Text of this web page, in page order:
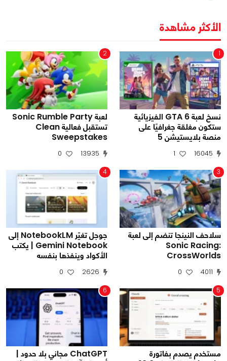
الأكثر مشاهدة
1
نسخ لعبة GTA 6 الفيزيائية
ستكون مغلقة جغرافيًا على
منصة بلايستيشن 5
16045
1
2
لعبة Sonic Rumble Party
تستقبل فعالية Clean
Sweepstakes
13935
0
3
سلاحف النينجا تنضم إلى لعبة
Sonic Racing:
CrossWorlds
4011
0
4
جوجل تغيّر NotebookLM إلى
Gemini Notebook | يكتب
الأكواد وينفذها بنفسه
2626
0
5
مستخدم يصدم بفاتورة
6
ChatGPT مجاني بلا حدود |